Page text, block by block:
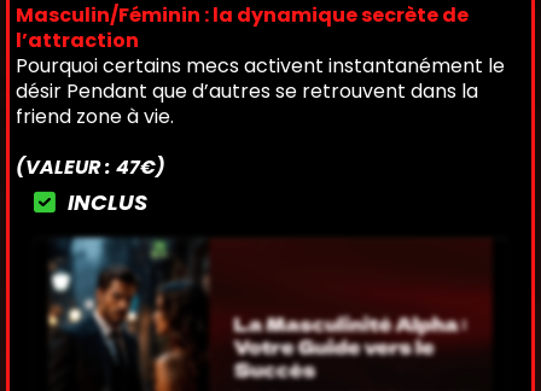
Masculin/Féminin : la dynamique secrète de
l’attraction
Pourquoi certains mecs activent instantanément le
désir Pendant que d’autres se retrouvent dans la
friend zone à vie.
(VALEUR : 47€)
INCLUS